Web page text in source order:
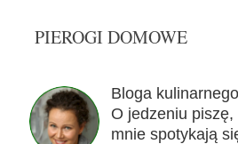
PIEROGI DOMOWE
Bloga
O jedzeniu
mnie spotykają